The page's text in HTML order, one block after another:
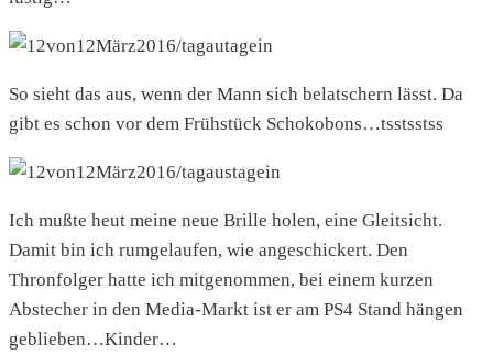
So sieht das aus, wenn der Mann sich belatschern lässt. Da
gibt es schon vor dem Frühstück Schokobons…tsstsstss
Ich mußte heut meine neue Brille holen, eine Gleitsicht.
Damit bin ich rumgelaufen, wie angeschickert. Den
Thronfolger hatte ich mitgenommen, bei einem kurzen
Abstecher in den Media-Markt ist er am PS4 Stand hängen
geblieben…Kinder…